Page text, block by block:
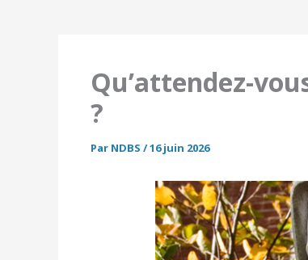
Qu’attendez-
?
Par NDBS /16 juin 2026